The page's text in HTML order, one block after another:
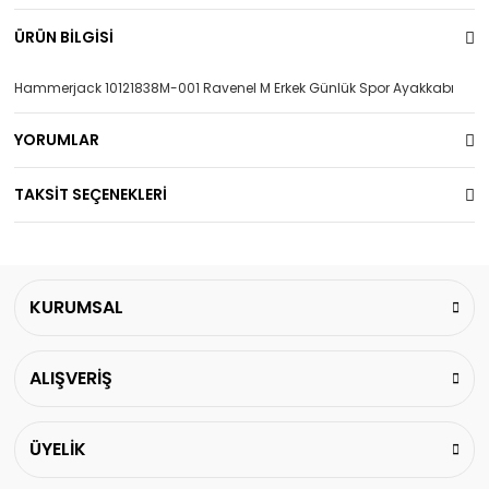
ÜRÜN BİLGİSİ
Hammerjack 10121838M-001 Ravenel M Erkek Günlük Spor Ayakkabı
YORUMLAR
TAKSİT SEÇENEKLERİ
KURUMSAL
ALIŞVERİŞ
ÜYELİK